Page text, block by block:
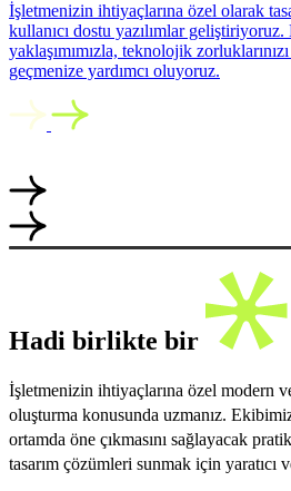
İşletmenizin ihtiyaçlarına özel olarak
kullanıcı dostu yazılımlar geliştiriyoruz.
yaklaşımımızla, teknolojik
geçmenize yardımcı oluyoruz.
Hadi birlikte bir
İşletmenizin ihtiyaçlarına özel modern
oluşturma konusunda uzmanız.
ortamda öne çıkmasını sağlayacak
tasarım çözümleri sunmak için yaratıcı